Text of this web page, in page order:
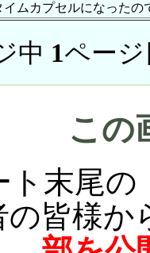
ムカプセルになったの
中 1ペー
この
ト末尾の
の皆様か